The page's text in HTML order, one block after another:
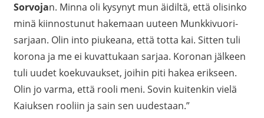
Sorvojan. Minna oli kysynyt mun äidiltä, että olisinko
minä kiinnostunut hakemaan uuteen Munkkivuori-
sarjaan. Olin into piukeana, että totta kai. Sitten tuli
korona ja me ei kuvattukaan sarjaa. Koronan jälkeen
tuli uudet koekuvaukset, joihin piti hakea erikseen.
Olin jo varma, että rooli meni. Sovin kuitenkin vielä
Kaiuksen rooliin ja sain sen uudestaan.”